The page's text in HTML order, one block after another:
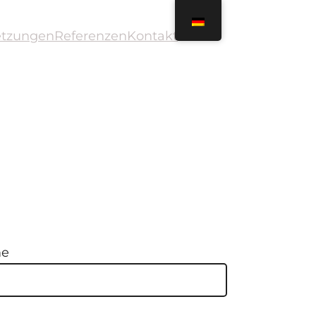
ReferenzenKontakt